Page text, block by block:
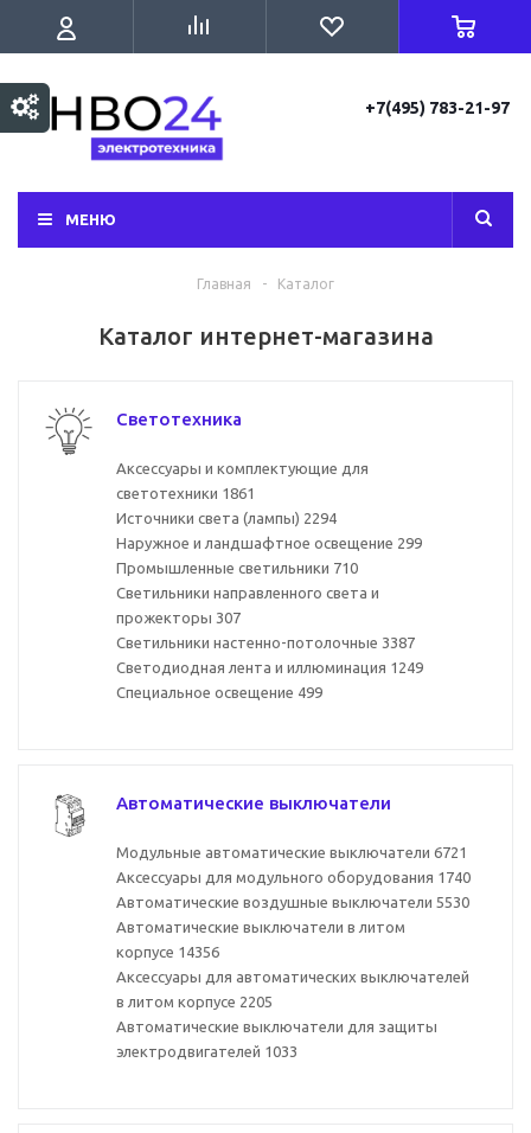
+7(495) 783-21-97
МЕНЮ
Главная - Каталог
Каталог интернет-магазина
Светотехника
Аксессуары и комплектующие для
светотехники 1861
Источники света (лампы) 2294
Наружное и ландшафтное освещение 299
Промышленные светильники 710
Светильники направленного света и
прожекторы 307
Светильники настенно-потолочные 3387
Светодиодная лента и иллюминация 1249
Специальное освещение 499
Автоматические выключатели
Модульные автоматические выключатели 6721
Аксессуары для модульного оборудования 1740
Автоматические воздушные выключатели 5530
Автоматические выключатели в литом
корпусе 14356
Аксессуары для автоматических выключателей
в литом корпусе 2205
Автоматические выключатели для защиты
электродвигателей 1033